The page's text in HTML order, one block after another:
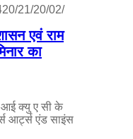
21/20/02/
एवं राम
का
आई क्यु ए सी के
आर्ट्स एंड साइंस